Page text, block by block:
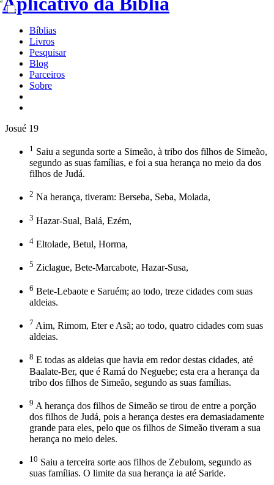
Bíblias
Livros
Pesquisar
Blog
Parceiros
Sobre
Josué 19
1 Saiu a segunda sorte a Simeão, à tribo dos filhos de Simeão,
segundo as suas famílias, e foi a sua herança no meio da dos
filhos de Judá.
2 Na herança, tiveram: Berseba, Seba, Molada,
3 Hazar-Sual, Balá, Ezém,
4 Eltolade, Betul, Horma,
5 Ziclague, Bete-Marcabote, Hazar-Susa,
6 Bete-Lebaote e Saruém; ao todo, treze cidades com suas
aldeias.
7 Aim, Rimom, Eter e Asã; ao todo, quatro cidades com suas
aldeias.
8 E todas as aldeias que havia em redor destas cidades, até
Baalate-Ber, que é Ramá do Neguebe; esta era a herança da
tribo dos filhos de Simeão, segundo as suas famílias.
9 A herança dos filhos de Simeão se tirou de entre a porção
dos filhos de Judá, pois a herança destes era demasiadamente
grande para eles, pelo que os filhos de Simeão tiveram a sua
herança no meio deles.
10 Saiu a terceira sorte aos filhos de Zebulom, segundo as
suas famílias. O limite da sua herança ia até Saride.